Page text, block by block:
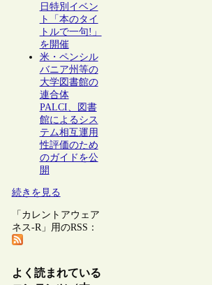
日特別イベン
ト「本のタイ
トルで一句!」
を開催
米・ペンシル
バニア州等の
大学図書館の
連合体
PALCI、図書
館によるシス
テム相互運用
性評価のため
のガイドを公
開
続きを見る
「カレントアウェア
ネス-R」用のRSS：
よく読まれている